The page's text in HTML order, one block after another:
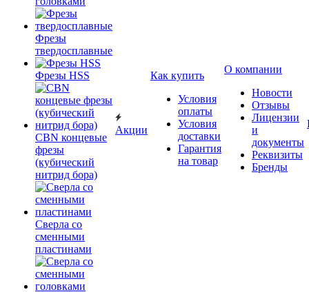
Фрезы
твердосплавные
Фрезы HSS
CBN концевые
фрезы
(кубический
нитрид бора)
Сверла со
сменными
пластинами
Акции
Как купить
Условия
оплаты
Условия
доставки
Гарантия
на товар
О компании
Новости
Отзывы
Лицензии
и
документы
Реквизиты
Бренды